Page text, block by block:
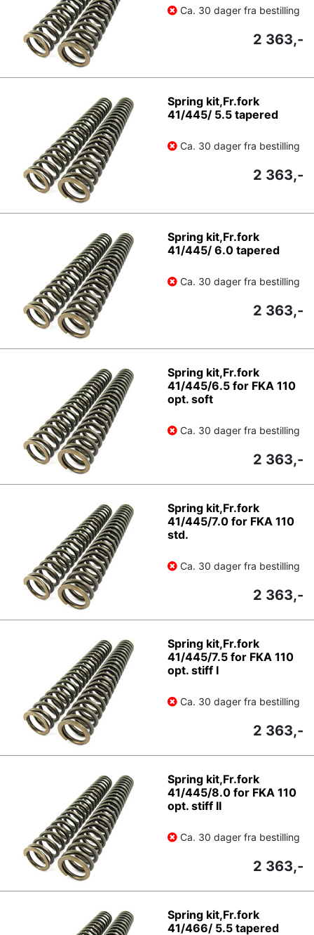
Ca. 30 dager fra bestilling
2 363,-
Spring kit,Fr.fork
41/445/ 5.5 tapered
Ca. 30 dager fra bestilling
2 363,-
Spring kit,Fr.fork
41/445/ 6.0 tapered
Ca. 30 dager fra bestilling
2 363,-
Spring kit,Fr.fork
41/445/6.5 for FKA 110
opt. soft
Ca. 30 dager fra bestilling
2 363,-
Spring kit,Fr.fork
41/445/7.0 for FKA 110
std.
Ca. 30 dager fra bestilling
2 363,-
Spring kit,Fr.fork
41/445/7.5 for FKA 110
opt. stiff I
Ca. 30 dager fra bestilling
2 363,-
Spring kit,Fr.fork
41/445/8.0 for FKA 110
opt. stiff II
Ca. 30 dager fra bestilling
2 363,-
Spring kit,Fr.fork
41/466/ 5.5 tapered